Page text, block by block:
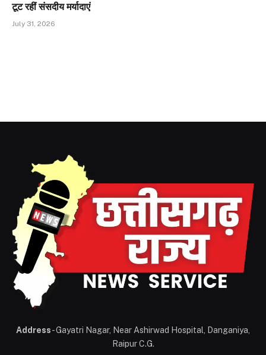
टूट रहीं संसदीय मर्यादाएं
July 31, 2026
Address- Gayatri Nagar, Near Ashirwad Hospital, Danganiya,
Raipur C.G.